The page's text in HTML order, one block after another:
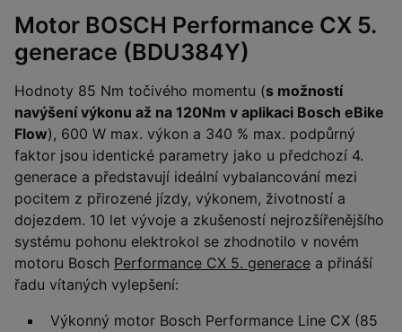
Motor BOSCH Performance CX 5.
generace (BDU384Y)
Hodnoty 85 Nm točivého momentu (s možností
navýšení výkonu až na 120Nm v aplikaci Bosch eBike
Flow), 600 W max. výkon a 340 % max. podpůrný
faktor jsou identické parametry jako u předchozí 4.
generace a představují ideální vybalancování mezi
pocitem z přirozené jízdy, výkonem, životností a
dojezdem. 10 let vývoje a zkušeností nejrozšířenějšího
systému pohonu elektrokol se zhodnotilo v novém
motoru Bosch Performance CX 5. generace a přináší
řadu vítaných vylepšení:
Výkonný motor Bosch Performance Line CX (85